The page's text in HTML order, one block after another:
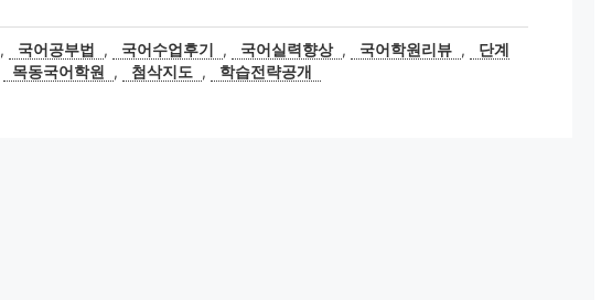
, 국어공부법 , 국어수업후기 , 국어실력향상 , 국어학원리뷰 ,
단계
목동국어학원 , 첨삭지도 , 학습전략공개